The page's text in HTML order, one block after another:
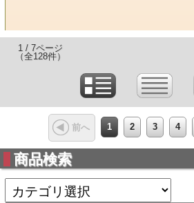
1 / 7ページ
（全128件）
前へ 1 2 3 4
商品検索